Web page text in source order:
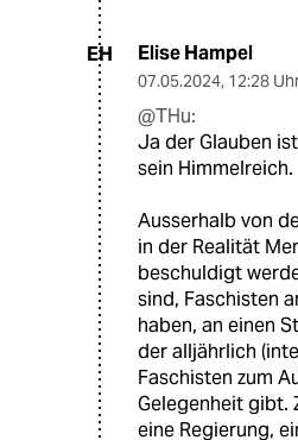
EH Elise Hampel
07.05.2024, 12:28
@THu:
Ja der Glauben
sein Himmelreich.
Ausserhalb von
in der Realität
beschuldigt
sind, Faschisten
haben, an einen
der alljährlich
Faschisten zum
Gelegenheit gibt.
eine Regierung,